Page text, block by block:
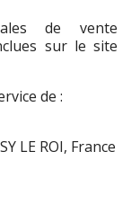
de vente
sur le site
de :
LE ROI, France